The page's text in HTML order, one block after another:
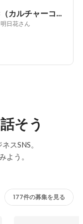
CC（カルチャーコーディネーター）
日花さん
そう
スSNS。
よう。
177件の募集を見る